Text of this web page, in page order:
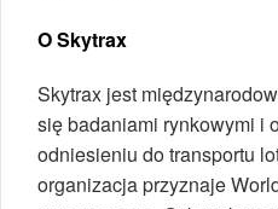
O Skytrax
Skytrax jest
się badaniami rynkowymi i
odniesieniu do transportu
organizacja przyznaje